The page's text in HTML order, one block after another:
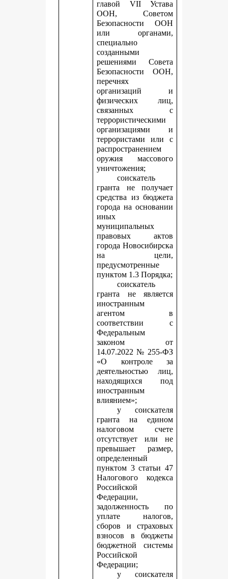
главой VII Устава
ООН, Советом
Безопасности ООН
или органами,
специально
созданными
решениями Совета
Безопасности ООН,
перечнях
организаций и
физических лиц,
связанных с
террористическими
организациями и
террористами или с
распространением
оружия массового
уничтожения;
соискатель
гранта не получает
средства из бюджета
города на основании
иных
муниципальных
правовых актов
города Новосибирска
на цели,
предусмотренные
пунктом 1.3 Порядка;
соискатель
гранта не является
иностранным
агентом в
соответствии с
Федеральным
законом от
14.07.2022 № 255-ФЗ
«О контроле за
деятельностью лиц,
находящихся под
иностранным
влиянием»;
у соискателя
гранта на едином
налоговом счете
отсутствует или не
превышает размер,
определенный
пунктом 3 статьи 47
Налогового кодекса
Российской
Федерации,
задолженность по
уплате налогов,
сборов и страховых
взносов в бюджеты
бюджетной системы
Российской
Федерации;
у соискателя